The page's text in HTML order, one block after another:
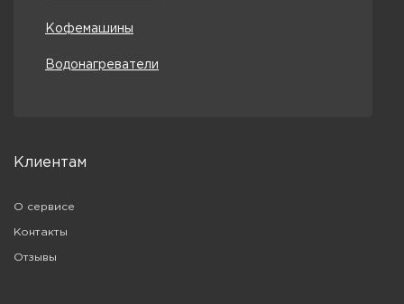
Кофемашины
Водонагреватели
Клиентам
О сервисе
Контакты
Отзывы